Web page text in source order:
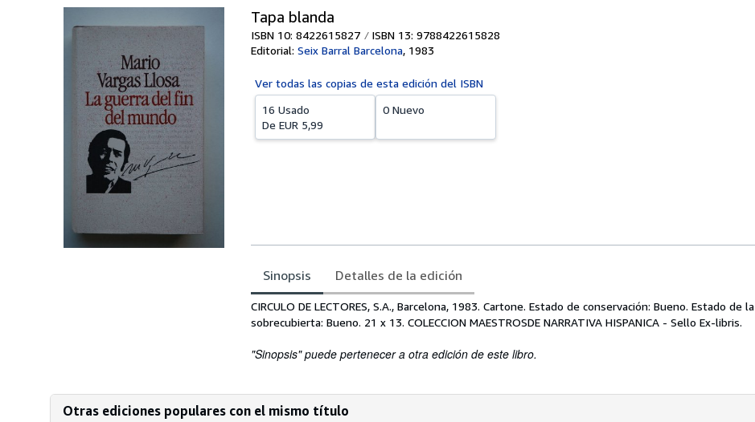
Tapa blanda
ISBN 10: 8422615827 ISBN 13: 9788422615828
Editorial: Seix Barral Barcelona, 1983
Ver todas las copias de esta edición del ISBN
16 Usado
De EUR 5,99
0 Nuevo
Sinopsis Detalles de la edición
Sinopsis
CIRCULO DE LECTORES, S.A., Barcelona, 1983. Cartone. Estado de conservación: Bueno. Estado de la
sobrecubierta: Bueno. 21 x 13. COLECCION MAESTROSDE NARRATIVA HISPANICA - Sello Ex-libris.
"Sinopsis" puede pertenecer a otra edición de este libro.
Otras ediciones populares con el mismo título